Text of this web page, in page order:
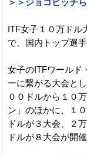
＞＞ジョコビッチ
ITF女子１０万ドル
で、国内トップ選
女子のITFワールド
ーに繋がる大会と
００ドルから１０
ン」のほかに、１
ドルが３大会、２
ドルが８大会が開